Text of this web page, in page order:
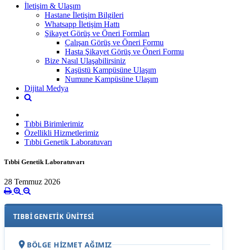
İletişim & Ulaşım
Hastane İletişim Bilgileri
Whatsapp İletişim Hattı
Şikayet Görüş ve Öneri Formları
Çalışan Görüş ve Öneri Formu
Hasta Şikayet Görüş ve Öneri Formu
Bize Nasıl Ulaşabilirsiniz
Kaşüstü Kampüsüne Ulaşım
Numune Kampüsüne Ulaşım
Dijital Medya
Tıbbi Birimlerimiz
Özellikli Hizmetlerimiz
Tıbbi Genetik Laboratuvarı
Tıbbi Genetik Laboratuvarı
28 Temmuz 2026
TIBBİ GENETİK ÜNİTESİ
BÖLGE HİZMET AĞIMIZ